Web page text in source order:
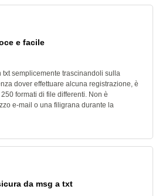
e facile
txt semplicemente trascinandoli sulla
dover effettuare alcuna registrazione, è
formati di file differenti. Non è
e-mail o una filigrana durante la
da msg a txt